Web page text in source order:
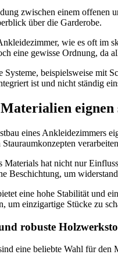
zwischen einem offenen
über die Garderobe.
wie es oft im
eine gewisse Ordnung, da
Systeme, beispielsweise mit
ist und nicht ständig
eignen
eines Ankleidezimmers
Materials hat nicht nur
Beschichtung, um
eine hohe Stabilität und
um einzigartige Stücke zu
robuste
eine beliebte Wahl für den